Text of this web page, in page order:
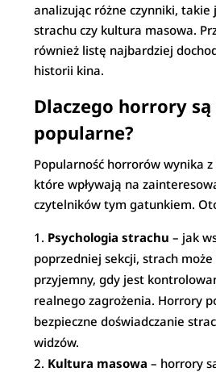
analizując różne czynniki, takie
strachu czy kultura masowa.
również listę najbardziej
historii kina.
Dlaczego horrory
popularne?
Popularność horrorów wynika
które wpływają na
czytelników tym gatunkiem.
Psychologia strachu – jak
poprzedniej sekcji, strach
przyjemny, gdy jest
realnego zagrożenia. Horrory
bezpieczne doświadczanie
widzów.
Kultura masowa – horrory